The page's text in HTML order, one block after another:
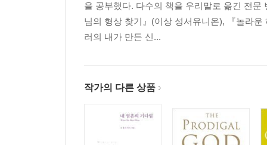
을 공부했다. 다수의 책을 우리말로 옮긴 전
님의 형상 찾기』(이상 성서유니온), 『놀라
러의 내가 만든 신...
작가의 다른 상품